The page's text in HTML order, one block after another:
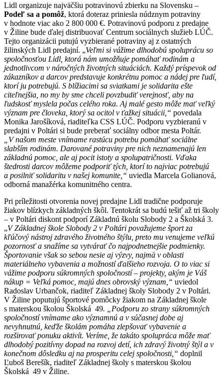
Lidl organizuje najväčšiu potravinovú zbierku na Slovensku –
Podeľ sa a pomôž, ktorá doteraz priniesla núdznym potraviny
v hodnote viac ako 2 800 000 €. Potravinovú podporu z predajne
v Žiline bude ďalej distribuovať Centrum sociálnych služieb LÚČ.
Tejto organizácii putujú vyzbierané potraviny aj z ostatných
žilinských Lidl predajní. „Veľmi si vážime dlhodobú spoluprácu so
spoločnosťou Lidl, ktorá nám umožňuje pomáhať rodinám a
jednotlivcom v náročných životných situáciách. Každý príspevok od
zákazníkov a darcov predstavuje konkrétnu pomoc a nádej pre ľudí,
ktorí ju potrebujú. S blížiacimi sa sviatkami je solidarita ešte
citeľnejšia, no my by sme chceli povzbudiť verejnosť, aby na
ľudskosť myslela počas celého roka. Aj malé gesto môže mať veľký
význam pre človeka, ktorý sa ocitol v ťažkej situácii,“ povedala
Monika Jarošíková, riaditeľka CSS LÚČ. Podporu vyzbieranú v
predajni v Poltári si bude preberať sociálny odbor mesta Poltár.
„V našom meste vnímame rastúcu potrebu pomáhať sociálne
slabším rodinám. Darované potraviny pre nich neznamenajú len
základnú pomoc, ale aj pocit istoty a spolupatričnosti. Vďaka
štedrosti darcov môžeme podporiť tých, ktorí to najviac potrebujú
a posilniť solidaritu v našej komunite,“ uviedla Marcela Golianová,
odborná manažérka komunitného centra.
Pri príležitosti otvorenia novej predajne Lidl tradične podporuje
žiakov blízkych základných škôl. Tentokrát sa budú tešiť až tri školy
– v Poltári diskont podporí Základnú školu Slobody 2 a Školská 3.
„V Základnej škole Slobody 2 v Poltári považujeme šport za
kľúčový nástroj zdravého životného štýlu, preto mu venujeme veľkú
pozornosť a snažíme sa vytvárať čo najpodnetnejšie podmienky.
Športovanie však so sebou nesie aj výzvy, najmä v oblasti
materiálneho vybavenia a možností ďalšieho rozvoja. O to viac si
vážime podporu súkromných spoločností – projekty, akým je Váš
nákup = Veľká pomoc, majú dnes obrovský význam,“ uviedol
Radoslav Urbančok, riaditeľ Základnej školy Slobody 2 v Poltári.
V Žiline poputujú športové pomôcky žiakom na Základnej škole
s materskou školou Školská 49. „Podporu zo strany súkromných
spoločností vnímame ako významnú a v súčasnej dobe aj
nevyhnutnú, keďže školám pomáha zlepšovať vybavenie a
rozširovať ponuku aktivít. Veríme, že takáto spolupráca môže mať
dlhodobý pozitívny dopad na rozvoj detí, ich zdravý životný štýl a v
konečnom dôsledku aj na prosperitu celej spoločnosti,“ doplnil
Ľuboš Berešík, riaditeľ Základnej školy s materskou školou
Školská 49 v Žiline.